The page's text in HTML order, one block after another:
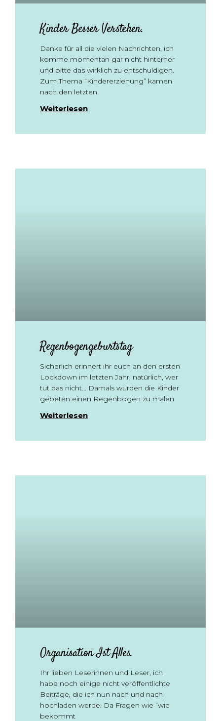
Kinder Besser Verstehen.
Danke für all die vielen Nachrichten, ich
komme momentan gar nicht hinterher
und bitte das wirklich zu entschuldigen.
Zum Thema “Kindererziehung” kamen
nach den letzten
Weiterlesen
Regenbogengeburtstag
Sicherlich erinnert ihr euch an den ersten
Lockdown im letzten Jahr, natürlich, wer
tut das nicht… Damals wurden die Kinder
gebeten einen Regenbogen zu malen
Weiterlesen
Organisation Ist Alles.
Ihr lieben Leserinnen und Leser, ich
habe noch einige nicht veröffentlichte
Beiträge, die ich nun nach und nach
hochladen werde. Da Fragen wie “wie
bekommt